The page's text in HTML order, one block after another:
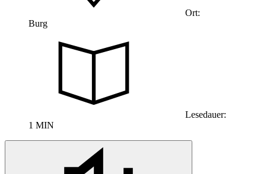
Ort:
Burg
Lesedauer:
1 MIN